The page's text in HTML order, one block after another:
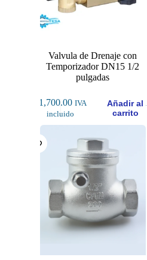
Valvula de Drenaje con
Temporizador DN15 1/2
pulgadas
1,700.00 IVA
incluido
Añadir al
carrito
$